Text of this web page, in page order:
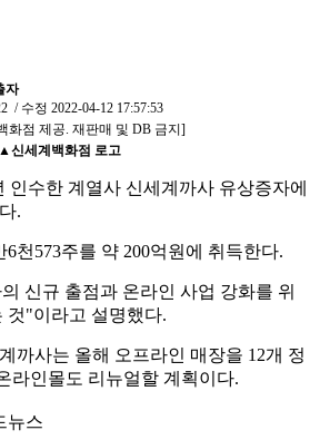
자
/ 수정 2022-04-12 17:57:53
▲신세계백화점 로고
인수한 계열사 신세계까사 유상증자에
.
천573주를 약 200억원에 취득한다.
신규 출점과 온라인 사업 강화를 위
것"이라고 설명했다.
까사는 올해 오프라인 매장을 12개 정
라인몰도 리뉴얼할 계획이다.
뉴스